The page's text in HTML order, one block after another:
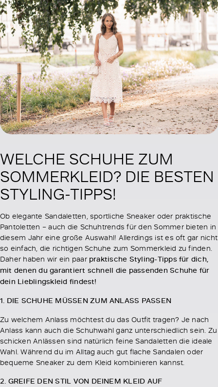
WELCHE SCHUHE ZUM
SOMMERKLEID? DIE BESTEN
STYLING-TIPPS!
Ob elegante Sandaletten, sportliche Sneaker oder praktische
Pantoletten – auch die Schuhtrends für den Sommer bieten in
diesem Jahr eine große Auswahl! Allerdings ist es oft gar nicht
so einfach, die richtigen Schuhe zum Sommerkleid zu finden.
Daher haben wir ein paar praktische Styling-Tipps für dich,
mit denen du garantiert schnell die passenden Schuhe für
dein Lieblingskleid findest!
1. DIE SCHUHE MÜSSEN ZUM ANLASS PASSEN
Zu welchem Anlass möchtest du das Outfit tragen? Je nach
Anlass kann auch die Schuhwahl ganz unterschiedlich sein. Zu
schicken Anlässen sind natürlich feine Sandaletten die ideale
Wahl. Während du im Alltag auch gut flache Sandalen oder
bequeme Sneaker zu dem Kleid kombinieren kannst.
2. GREIFE DEN STIL VON DEINEM KLEID AUF